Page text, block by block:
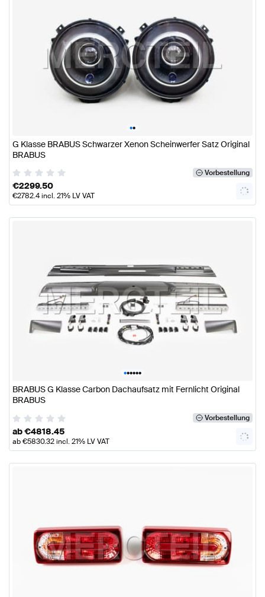
••
G Klasse BRABUS Schwarzer Xenon Scheinwerfer Satz Original
BRABUS
Vorbestellung
€2299.50
€2782.4incl. 21% LV VAT
••••••
BRABUS G Klasse Carbon Dachaufsatz mit Fernlicht Original
BRABUS
Vorbestellung
ab€4818.45
ab€5830.32incl. 21% LV VAT